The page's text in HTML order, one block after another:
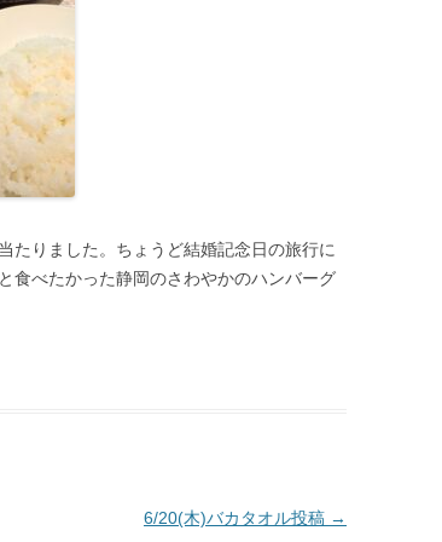
たりました。ちょうど結婚記念日の旅行に
食べたかった静岡のさわやかのハンバーグ
6/20(木)バカタオル投稿 →